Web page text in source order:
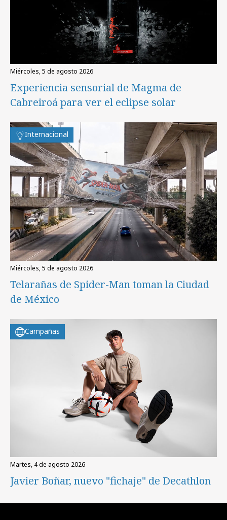
miércoles, 5 de agosto 2026
Experiencia sensorial de Magma de
Cabreiroá para ver el eclipse solar
Internacional
miércoles, 5 de agosto 2026
Telarañas de Spider-Man toman la Ciudad
de México
Campañas
martes, 4 de agosto 2026
Javier Boñar, nuevo "fichaje" de Decathlon